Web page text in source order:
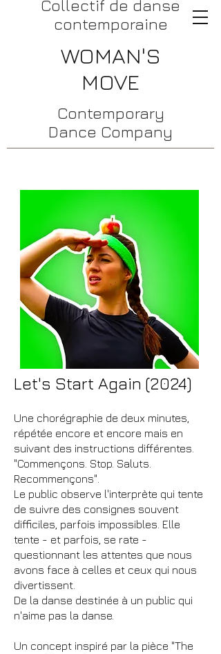
​Collectif de danse
contemporaine
WOMAN'S
MOVE
Contemporary
Dance Company
Let's Start Again (2024)
Une chorégraphie de deux minutes,
répétée encore et encore mais en
suivant des instructions différentes.
"Commençons. Stop. Saluts.
Recommençons".
Le public observe l'interprète qui tente
de suivre des consignes souvent
difficiles, parfois impossibles. Elle
tente - et parfois, se rate -
questionnant les attentes que nous
avons face à celles et ceux qui nous
divertissent.
De la danse destinée à un public qui
n'aime pas la danse.
Un concept inspiré par la pièce "The